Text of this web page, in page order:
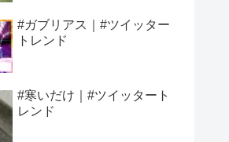
#ガブリアス｜#ツイッター
トレンド
#寒いだけ｜#ツイッタート
レンド